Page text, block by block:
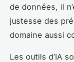
de données, il
justesse des
domaine aussi
Les outils d’IA